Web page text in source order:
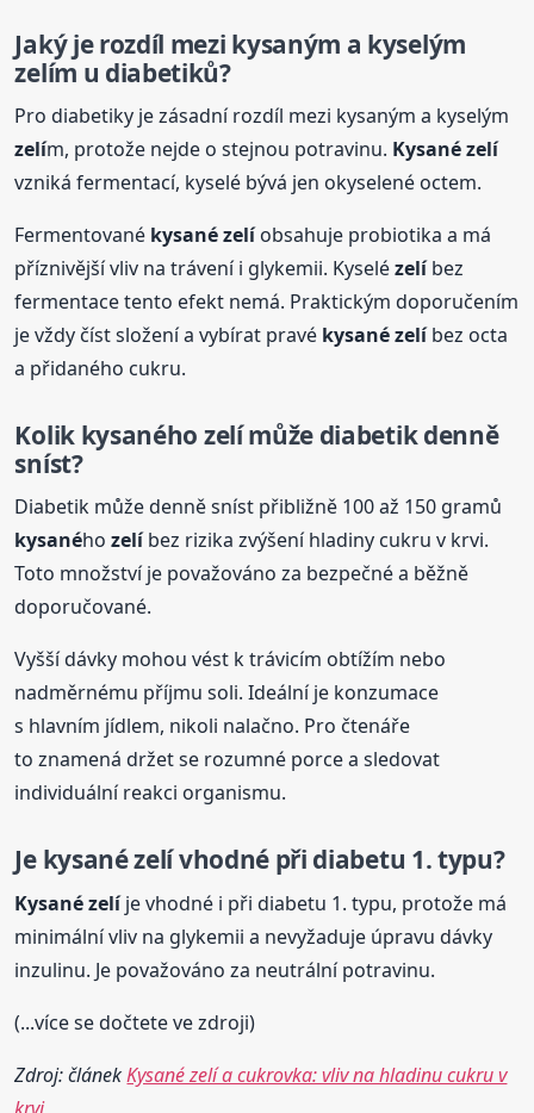
Jaký je rozdíl mezi kysaným a kyselým
zelím u diabetiků?
Pro diabetiky je zásadní rozdíl mezi kysaným a kyselým
zelím, protože nejde o stejnou potravinu. Kysané zelí
vzniká fermentací, kyselé bývá jen okyselené octem.
Fermentované kysané zelíobsahuje probiotika a má
příznivější vliv na trávení i glykemii. Kyselézelíbez
fermentace tento efekt nemá. Praktickým doporučením
je vždy číst složení a vybírat pravé kysané zelíbez octa
a přidaného cukru.
Kolik kysaného zelímůže diabetik denně
sníst?
Diabetik může denně sníst přibližně 100 až 150 gramů
kysanéhozelíbez rizika zvýšení hladiny cukru v krvi.
Toto množství je považováno za bezpečné a běžně
doporučované.
Vyšší dávky mohou vést k trávicím obtížím nebo
nadměrnému příjmu soli. Ideální je konzumace
s hlavním jídlem, nikoli nalačno. Pro čtenáře
to znamená držet se rozumné porce a sledovat
individuální reakci organismu.
Je kysanézelívhodné při diabetu 1. typu?
Kysané zelíje vhodné i při diabetu 1. typu, protože má
minimální vliv na glykemii a nevyžaduje úpravu dávky
inzulinu. Je považováno za neutrální potravinu.
(...více se dočtete ve zdroji)
Zdroj: článekKysané zelí a cukrovka: vliv na hladinu cukru v